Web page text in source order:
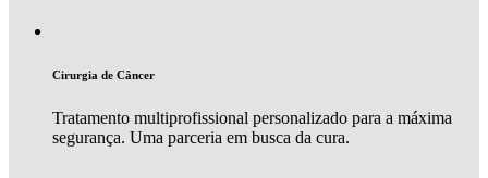
Cirurgia de Câncer
Tratamento multiprofissional personalizado para a máxima
segurança. Uma parceria em busca da cura.